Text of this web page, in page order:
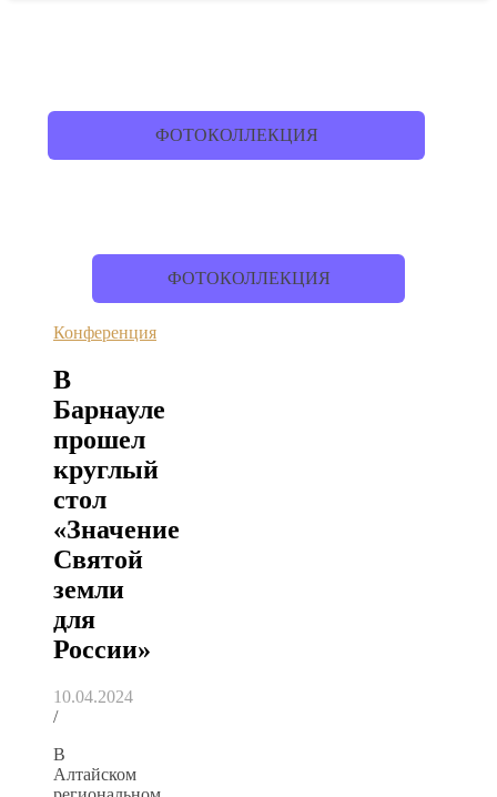
ФОТОКОЛЛЕКЦИЯ
ФОТОКОЛЛЕКЦИЯ
Конференция
В
Барнауле
прошел
круглый
стол
«Значение
Святой
земли
для
России»
10.04.2024
/
В
Алтайском